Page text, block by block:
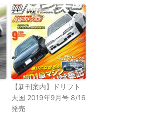
【新刊案内】ドリフト
天国 2019年9月号 8/16
発売